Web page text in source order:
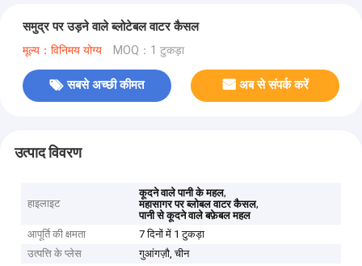
समुद्र पर उड़ने वाले ब्लोटेबल वाटर कैसल
मूल्य：विनिमय योग्य MOQ：1 टुकड़ा
सबसे अच्छी कीमत अब से संपर्क करें
उत्पाद विवरण
हाइलाइट
कूदने वाले पानी के महल,
महासागर पर ब्लोबल वाटर कैसल,
पानी से कूदने वाले बफ़ेबल महल
आपूर्ति की क्षमता
7 दिनों में 1 टुकड़ा
उत्पत्ति के प्लेस
गुआंगज़ौ, चीन